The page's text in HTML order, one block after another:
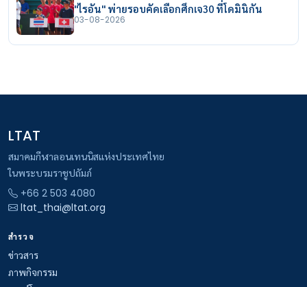
"ไรอัน" พ่ายรอบคัดเลือกศึกเจ30 ที่โดมินิกัน
03-08-2026
LTAT
สมาคมกีฬาลอนเทนนิสแห่งประเทศไทย
ในพระบรมราชูปถัมภ์
+66 2 503 4080
ltat_thai@ltat.org
สำรวจ
ข่าวสาร
ภาพกิจกรรม